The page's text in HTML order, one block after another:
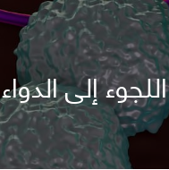
إلى الدواء